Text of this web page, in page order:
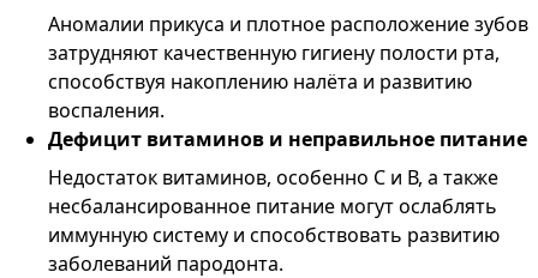
Аномалии прикуса и плотное расположение зубов
затрудняют качественную гигиену полости рта,
способствуя накоплению налёта и развитию
воспаления.
Дефицит витаминов и неправильное питание
Недостаток витаминов, особенно С и В, а также
несбалансированное питание могут ослаблять
иммунную систему и способствовать развитию
заболеваний пародонта.